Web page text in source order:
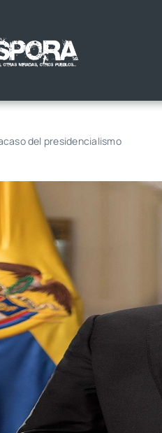
del presidencialismo